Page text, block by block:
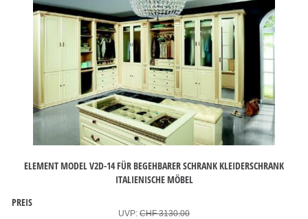
ELEMENT MODEL V2D-14 FÜR BEGEHBARER SCHRANK KLEIDERSCHRANK
ITALIENISCHE MÖBEL
PREIS
UVP: CHF 3130.00